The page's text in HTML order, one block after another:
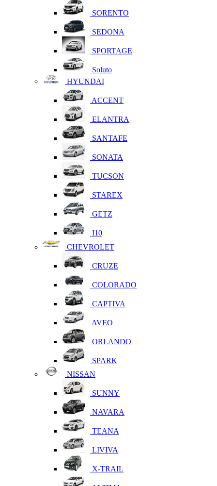
SORENTO
SEDONA
SPORTAGE
Soluto
HYUNDAI
ACCENT
ELANTRA
SANTAFE
SONATA
TUCSON
STAREX
GETZ
I10
CHEVROLET
CRUZE
COLORADO
CAPTIVA
AVEO
ORLANDO
SPARK
NISSAN
SUNNY
NAVARA
TEANA
LIVIVA
X-TRAIL